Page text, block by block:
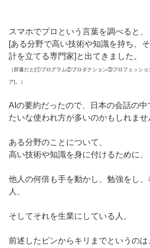
スマホでプロという言葉を調べると、
[ある分野で高い技術や知識を持ち、
計を立てる専門家]と出てきました。
（辞書だと[①プログラム②プロダクション③プロフェッシ
ア]。）
AIの要約だったので、日本の会話の
たいな使われ方が多いのかもしれませ
ある分野のことについて、
高い技術や知識を身に付けるために、
他人の何倍も手を動かし、勉強をし、
人、
そしてそれを生業にしている人。
前述したピンからキリまでというのは